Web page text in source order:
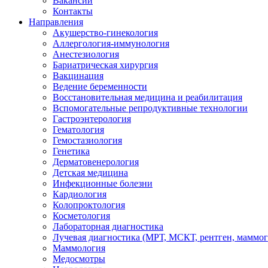
Контакты
Направления
Акушерство-гинекология
Аллергология-иммунология
Анестезиология
Бариатрическая хирургия
Вакцинация
Ведение беременности
Восстановительная медицина и реабилитация
Вспомогательные репродуктивные технологии
Гастроэнтерология
Гематология
Гемостазиология
Генетика
Дерматовенерология
Детская медицина
Инфекционные болезни
Кардиология
Колопроктология
Косметология
Лабораторная диагностика
Лучевая диагностика (МРТ, МСКТ, рентген,
Маммология
Медосмотры